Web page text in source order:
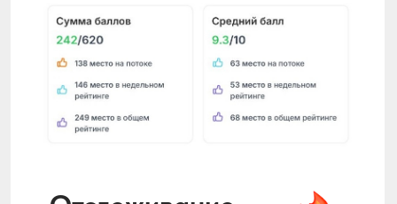
30 мин. 60 мин.
СТОИМОСТЬ